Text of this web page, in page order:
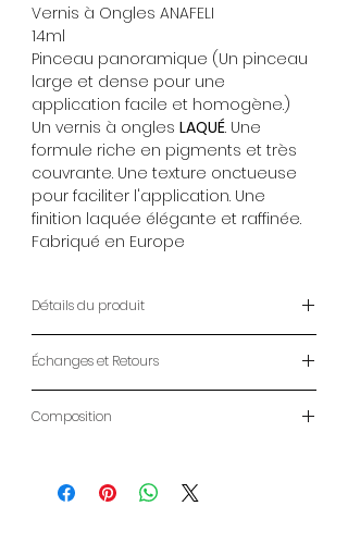
Vernis à Ongles ANAFELI
14ml
Pinceau panoramique (Un pinceau
large et dense pour une
application facile et homogène.)
Un vernis à ongles LAQUÉ. Une
formule riche en pigments et très
couvrante. Une texture onctueuse
pour faciliter l'application. Une
finition laquée élégante et raffinée.
Fabriqué en Europe
Détails du produit
14ml
Pinceau panoramique (Un pinceau
large et dense pour une
formule riche en pigments et très
couvrante. Une texture onctueuse
Échanges et Retours
- LIVRAISON À DOMICILE : 2-7 jours
COLLECT
Composition
nitrocellulose, phtalic anhydride,
trimellitic, anhydride, glycols